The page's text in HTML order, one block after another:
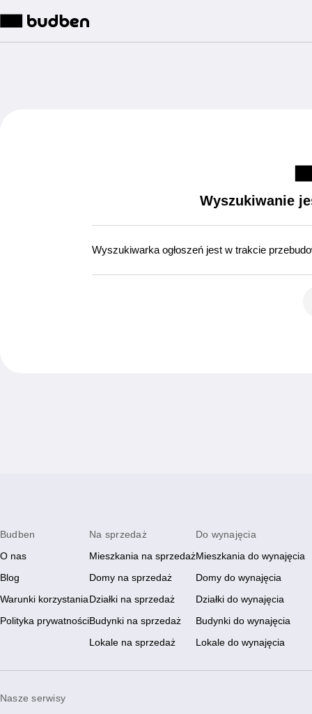
Wyszukiwanie
Wyszukiwarka ogłoszeń jest w trakcie
Budben
O nas
Blog
Warunki korzystania
Polityka prywatności
Na sprzedaż
Mieszkania na sprzedaż
Domy na sprzedaż
Działki na sprzedaż
Budynki na sprzedaż
Lokale na sprzedaż
Do wynajęcia
Mieszkania do wynajęcia
Domy do wynajęcia
Działki do wynajęcia
Budynki do wynajęcia
Lokale do wynajęcia
Nasze serwisy